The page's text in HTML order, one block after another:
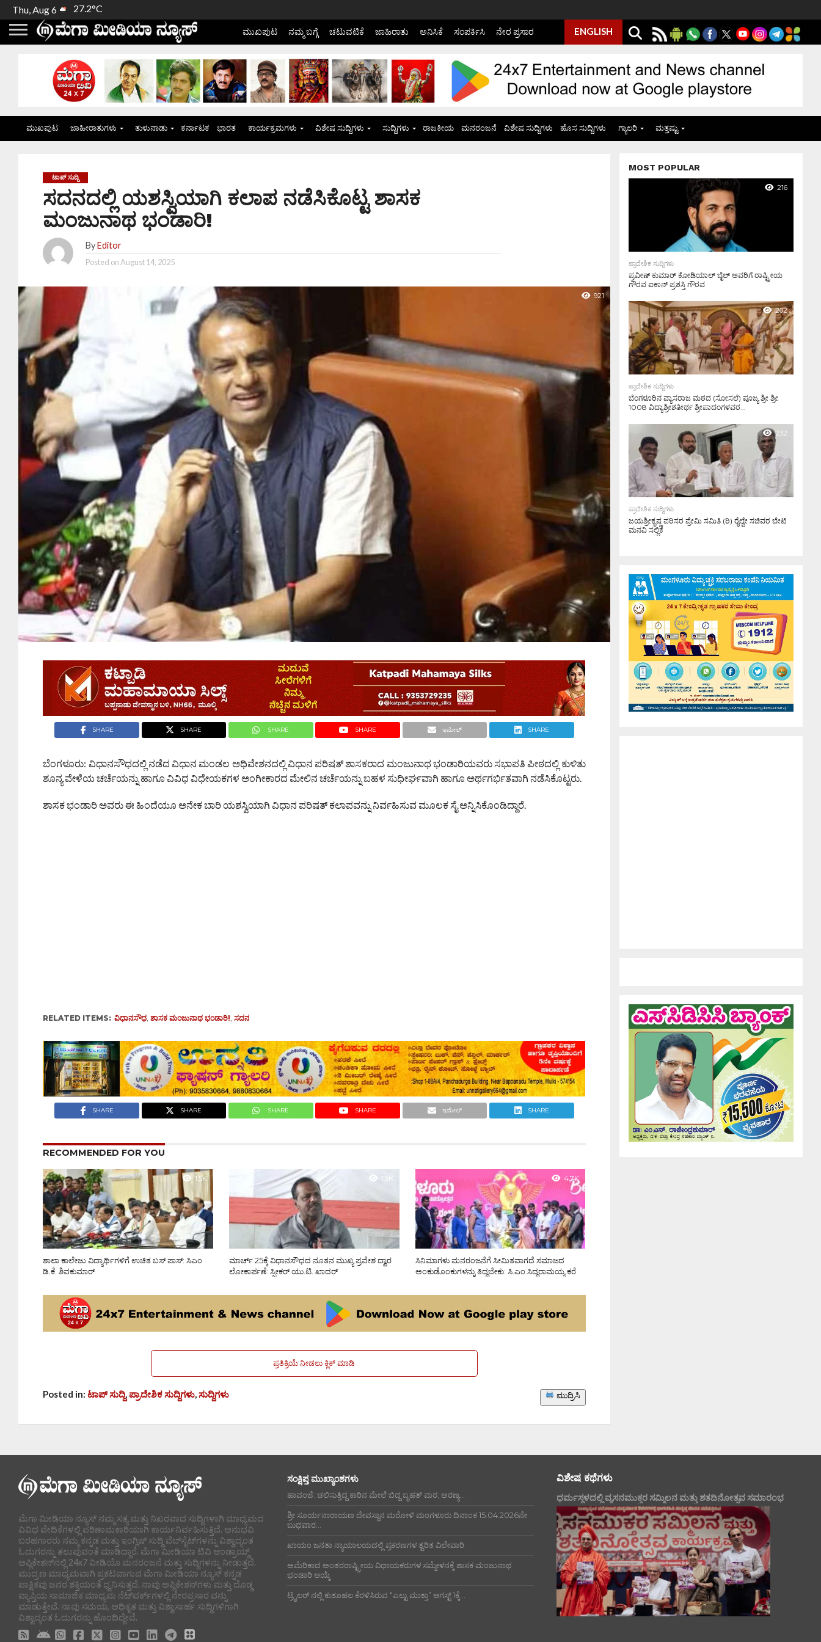
Thu, Aug 6 27.2°C
ಮುಖಪುಟ ನಮ್ಮ ಬಗ್ಗೆ ಚಟುವಟಿಕೆ ಜಾಹಿರಾತು ಅನಿಸಿಕೆ ಸಂಪರ್ಕಿಸಿ ನೇರ ಪ್ರಸಾರ ENGLISH
ಮುಖಪುಟ ಜಾಹೀರಾತುಗಳು ತುಳುನಾಡು ಕರ್ನಾಟಕ ಭಾರತ ಕಾರ್ಯಕ್ರಮಗಳು ವಿಶೇಷ ಸುದ್ದಿಗಳು ಸುದ್ದಿಗಳು ರಾಜಕೀಯ ಮನರಂಜನೆ ವಿಶೇಷ ಸುದ್ದಿಗಳು ಹೊಸ ಸುದ್ದಿಗಳು ಗ್ಯಾಲರಿ ಮತ್ತಷ್ಟು
ಟಾಪ್ ಸುದ್ದಿ
ಸದನದಲ್ಲಿ ಯಶಸ್ವಿಯಾಗಿ ಕಲಾಪ ನಡೆಸಿಕೊಟ್ಟ ಶಾಸಕ
ಮಂಜುನಾಥ ಭಂಡಾರಿ!
By Editor
Posted on August 14, 2025
921
SHARE SHARE SHARE SHARE ಇಮೇಲ್ SHARE
ಬೆಂಗಳೂರು: ವಿಧಾನಸೌಧದಲ್ಲಿ ನಡೆದ ವಿಧಾನ ಮಂಡಲ ಅಧಿವೇಶನದಲ್ಲಿ ವಿಧಾನ ಪರಿಷತ್ ಶಾಸಕರಾದ ಮಂಜುನಾಥ ಭಂಡಾರಿಯವರು ಸಭಾಪತಿ ಪೀಠದಲ್ಲಿ ಕುಳಿತು
ಶೂನ್ಯ ವೇಳೆಯ ಚರ್ಚೆಯನ್ನು ಹಾಗೂ ವಿವಿಧ ವಿಧೇಯಕಗಳ ಅಂಗೀಕಾರದ ಮೇಲಿನ ಚರ್ಚೆಯನ್ನು ಬಹಳ ಸುಧೀರ್ಘವಾಗಿ ಹಾಗೂ ಅರ್ಥಗರ್ಭಿತವಾಗಿ ನಡೆಸಿಕೊಟ್ಟರು.
ಶಾಸಕ ಭಂಡಾರಿ ಅವರು ಈ ಹಿಂದೆಯೂ ಅನೇಕ ಬಾರಿ ಯಶಸ್ವಿಯಾಗಿ ವಿಧಾನ ಪರಿಷತ್ ಕಲಾಪವನ್ನು ನಿರ್ವಹಿಸುವ ಮೂಲಕ ಸೈ ಅನ್ನಿಸಿಕೊಂಡಿದ್ದಾರೆ.
RELATED ITEMS: ವಿಧಾನಸೌಧ ,ಶಾಸಕ ಮಂಜುನಾಥ ಭಂಡಾರಿ! ,ಸದನ
SHARE SHARE SHARE SHARE ಇಮೇಲ್ SHARE
RECOMMENDED FOR YOU
1.5K
ಶಾಲಾ ಕಾಲೇಜು ವಿದ್ಯಾರ್ಥಿಗಳಿಗೆ ಉಚಿತ ಬಸ್ ಪಾಸ್: ಸಿಎಂ
ಡಿ.ಕೆ. ಶಿವಕುಮಾರ್
1.9K
ಮಾರ್ಚ್ 25ಕ್ಕೆ ವಿಧಾನಸೌಧದ ನೂತನ ಮುಖ್ಯ ಪ್ರವೇಶ ದ್ವಾರ
ಲೋಕಾರ್ಪಣೆ: ಸ್ಪೀಕರ್ ಯು.ಟಿ. ಖಾದರ್
4.7K
ಸಿನಿಮಾಗಳು ಮನರಂಜನೆಗೆ ಸೀಮಿತವಾಗದೆ ಸಮಾಜದ
ಅಂಕುಡೊಂಕುಗಳನ್ನು ತಿದ್ದಬೇಕು: ಸಿ.ಎಂ.ಸಿದ್ದರಾಮಯ್ಯ ಕರೆ
ಪ್ರತಿಕ್ರಿಯೆ ನೀಡಲು ಕ್ಲಿಕ್ ಮಾಡಿ
Posted in:ಟಾಪ್ ಸುದ್ದಿ,ಪ್ರಾದೇಶಿಕ ಸುದ್ದಿಗಳು,ಸುದ್ದಿಗಳು ಮುದ್ರಿಸಿ
MOST POPULAR
216
ಪ್ರಾದೇಶಿಕ ಸುದ್ದಿಗಳು
ಪ್ರವೀಣ್ ಕುಮಾರ್ ಕೋಡಿಯಾಲ್ ಬೈಲ್ ಅವರಿಗೆ ರಾಷ್ಟ್ರೀಯ
ಗೌರವ ಐಕಾನ್ ಪ್ರಶಸ್ತಿ ಗೌರವ
202
ಪ್ರಾದೇಶಿಕ ಸುದ್ದಿಗಳು
ಬೆಂಗಳೂರಿನ ವ್ಯಾಸರಾಜ ಮಠದ (ಸೋಸಲೆ) ಪೂಜ್ಯ ಶ್ರೀ ಶ್ರೀ
1008 ವಿದ್ಯಾಶ್ರೀಶತೀರ್ಥ ಶ್ರೀಪಾದಂಗಳವರ...
232
ಪ್ರಾದೇಶಿಕ ಸುದ್ದಿಗಳು
ಜಯಶ್ರೀಕೃಷ್ಣ ಪರಿಸರ ಪ್ರೇಮಿ ಸಮಿತಿ (ರಿ) ರೈಲ್ವೇ ಸಚಿವರ ಬೇಟಿ
ಮನವಿ ಸಲ್ಲಿಕೆ
ಮೆಗಾ ಮೀಡಿಯಾ ನ್ಯೂಸ್ ನಮ್ಮ ಸತ್ಯ ಮತ್ತು ನಿಖರವಾದ ಸುದ್ದಿಗಳಾಗಿ ಮಾಧ್ಯಮದ
ವಿವಿಧ ವೇದಿಕೆಗಳಲ್ಲಿ ಪರಿಣಾಮಕಾರಿಯಾಗಿ ಕಾರ್ಯನಿರ್ವಹಿಸುತ್ತಿದೆ. ಅನುಭವಿ
ಬರಹಗಾರರು ನಮ್ಮ ಕನ್ನಡ ಮತ್ತು ಇಂಗ್ಲಿಷ್ ಸುದ್ದಿ ವೆಬ್‌ಸೈಟ್‌ಗಳನ್ನು ವಿಶ್ವಾದ್ಯಂತ
ಓದುಗರನ್ನು ತಲುಪುವಂತೆ ಮಾಡಿದ್ದಾರೆ. ಮೆಗಾ ಮೀಡಿಯಾ ಟಿವಿ ಆಂಡ್ರಾಯ್ಡ್
ಅಪ್ಲಿಕೇಶನ್‌ನಲ್ಲಿ 24x7 ವೀಡಿಯೊ ಮನರಂಜನೆ ಮತ್ತು ಸುದ್ದಿಗಳನ್ನು ನೀಡುತ್ತದೆ.
ಮುದ್ರಣ ಮಾಧ್ಯಮವಾಗಿ ಪ್ರಕಟವಾಗುವ ಮೆಗಾ ಮೀಡಿಯಾ ನ್ಯೂಸ್ ಕನ್ನಡ
ಪಾಕ್ಷಿಕವು ಜನರ ಶಕ್ತಿಯಂತೆ ಧ್ವನಿಸುತ್ತದೆ. ನಾವು ಅಪ್ಲಿಕೇಶನ್‌ಗಳು ಮತ್ತು ದೊಡ್ಡ
ವ್ಯಾಪ್ತಿಯ ಸಾಮಾಜಿಕ ಮಾಧ್ಯಮ ನೆಟ್‌ವರ್ಕ್‌ಗಳಲ್ಲಿ ನೇರಪ್ರಸಾರ ವನ್ನು
ಮಾಡುತ್ತೇವೆ. ನಾವು ಸಮಯ, ಅಧಿಕೃತ ಮತ್ತು ವಿಶ್ವಾಸಾರ್ಹ ಸುದ್ದಿಗಳಿಗಾಗಿ
ವಿಶ್ವಾದ್ಯಂತ ಓದುಗರನ್ನು ಹೊಂದಿದ್ದೇವೆ.
ಸಂಕ್ಷಿಪ್ತ ಮುಖ್ಯಾಂಶಗಳು
ಹಾವಂಜೆ: ಚಲಿಸುತ್ತಿದ್ದ ಕಾರಿನ ಮೇಲೆ ಬಿದ್ದ ಬೃಹತ್ ಮರ; ಅರಣ್ಯ...
ಶ್ರೀ ಸೂರ್ಯನಾರಾಯಣ ದೇವಸ್ಥಾನ ಮರೋಳಿ ಮಂಗಳೂರು ದಿನಾಂಕ 15.04.2026ನೇ
ಬುಧವಾರ...
ಖಾಯಂ ಜನತಾ ನ್ಯಾಯಾಲಯದಲ್ಲಿ ಪ್ರಕರಣಗಳ ತ್ವರಿತ ವಿಲೇವಾರಿ
ಅಮೆರಿಕಾದ ಅಂತರರಾಷ್ಟ್ರೀಯ ವಿಧಾಯಕರುಗಳ ಸಮ್ಮೇಳನಕ್ಕೆ ಶಾಸಕ ಮಂಜುನಾಥ
ಭಂಡಾರಿ ಆಯ್ಕೆ
ಟ್ರೈಲರ್ ನಲ್ಲಿ ಕುತೂಹಲ ಕೆರಳಿಸಿರುವ “ಎಲ್ಟು ಮುತ್ತಾ” ಆಗಸ್ಟ್ 1ಕ್ಕೆ...
ವಿಶೇಷ ಕಥೆಗಳು
ಧರ್ಮಸ್ಥಳದಲ್ಲಿ ವ್ಯಸನಮುಕ್ತರ ಸಮ್ಮಿಲನ ಮತ್ತು ಶತದಿನೋತ್ಸವ ಸಮಾರಂಭ